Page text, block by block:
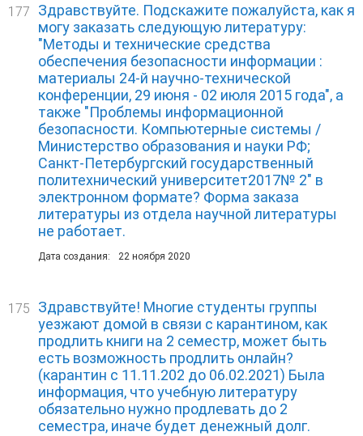
177
Здравствуйте. Подскажите пожалуйста, как я
могу заказать следующую литературу:
"Методы и технические средства
обеспечения безопасности информации :
материалы 24-й научно-технической
конференции, 29 июня - 02 июля 2015 года", а
также "Проблемы информационной
безопасности. Компьютерные системы /
Министерство образования и науки РФ;
Санкт-Петербургский государственный
политехнический университет2017№ 2" в
электронном формате? Форма заказа
литературы из отдела научной литературы
не работает.
Дата создания: 22 ноября 2020
175
Здравствуйте! Многие студенты группы
уезжают домой в связи с карантином, как
продлить книги на 2 семестр, может быть
есть возможность продлить онлайн?
(карантин с 11.11.202 до 06.02.2021) Была
информация, что учебную литературу
обязательно нужно продлевать до 2
семестра, иначе будет денежный долг.